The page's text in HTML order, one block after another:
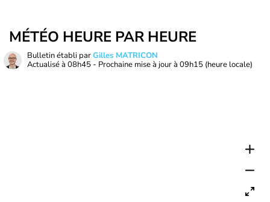
MÉTÉO HEURE PAR HEURE
Bulletin établi parGilles MATRICON
Actualisé à 08h45 - Prochaine mise à jour à 09h15 (heure locale)